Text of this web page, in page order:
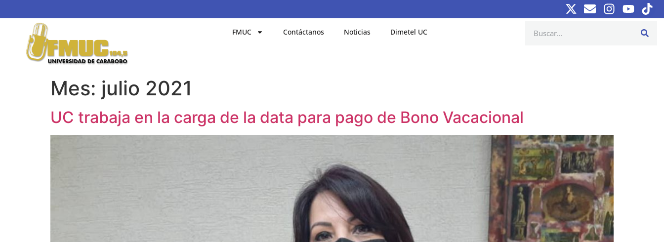
FMUC Contáctanos Noticias Dimetel UC
Mes: julio 2021
UC trabaja en la carga de la data para pago de Bono Vacacional